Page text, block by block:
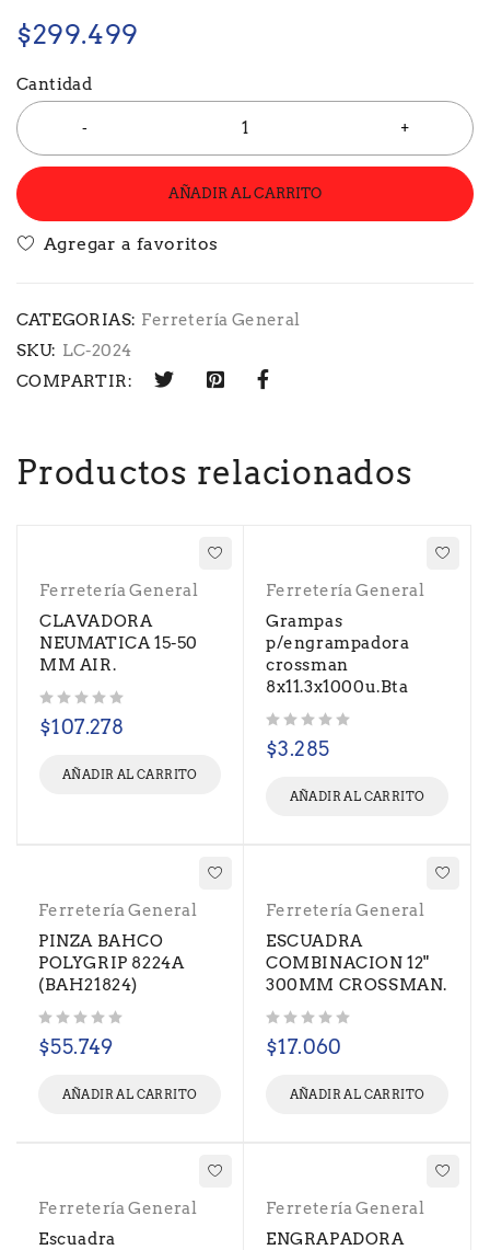
$299.499
Cantidad
AÑADIR AL CARRITO
CATEGORIAS: Ferretería General
SKU: LC-2024
COMPARTIR:
Productos relacionados
Ferretería General
CLAVADORA
NEUMATICA 15-50
MM AIR.
$107.278
AÑADIR AL CARRITO
Ferretería General
Grampas
p/engrampadora
crossman
8x11.3x1000u.Bta
$3.285
AÑADIR AL CARRITO
Ferretería General
PINZA BAHCO
POLYGRIP 8224A
(BAH21824)
$55.749
AÑADIR AL CARRITO
Ferretería General
ESCUADRA
COMBINACION 12"
300MM CROSSMAN.
$17.060
AÑADIR AL CARRITO
Ferretería General
Escuadra
Ferretería General
ENGRAPADORA